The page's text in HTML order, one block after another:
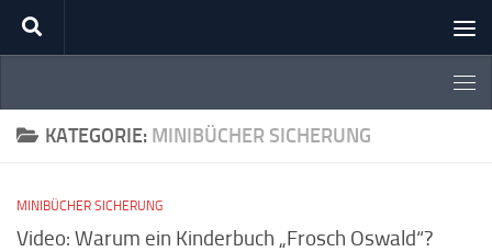
Zum Inhalt springen
KATEGORIE: MINIBÜCHER SICHERUNG
MINIBÜCHER SICHERUNG
Video: Warum ein Kinderbuch „Frosch Oswald“?